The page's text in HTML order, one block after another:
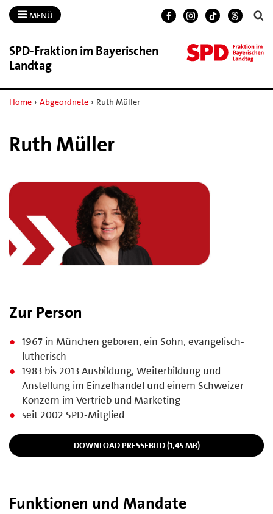
MENÜ
SPD-​Fraktion im Bayerischen
Landtag
Home › Abgeordnete › Ruth Müller
Ruth Müller
Zur Person
1967 in München geboren, ein Sohn, evangelisch-
lutherisch
1983 bis 2013 Ausbildung, Weiterbildung und
Anstellung im Einzelhandel und einem Schweizer
Konzern im Vertrieb und Marketing
seit 2002 SPD-Mitglied
DOWNLOAD PRESSEBILD (1,45 MB)
Funktionen und Mandate